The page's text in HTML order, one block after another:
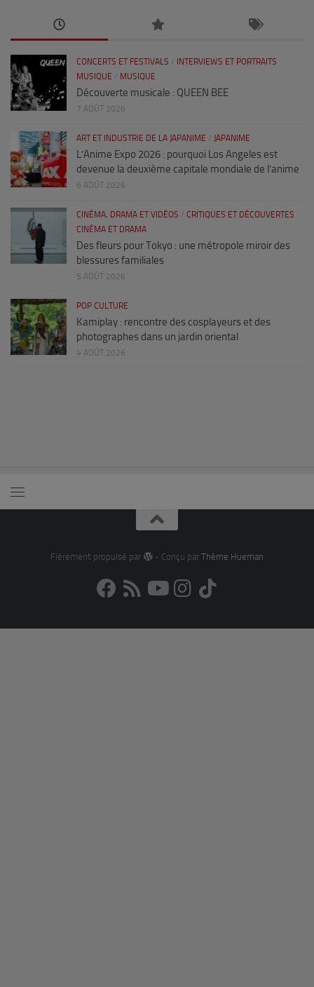
CONCERTS ET FESTIVALS /
INTERVIEWS ET PORTRAITS
MUSIQUE / MUSIQUE
Découverte musicale : QUEEN BEE
7 AOÛT 2026
ART ET INDUSTRIE DE LA JAPANIME / JAPANIME
L’Anime Expo 2026 : pourquoi Los Angeles est
devenue la deuxième capitale mondiale de l’anime
6 AOÛT 2026
CINÉMA, DRAMA ET VIDÉOS / CRITIQUES ET DÉCOUVERTES
CINÉMA ET DRAMA
Des fleurs pour Tokyo : une métropole miroir des
blessures familiales
5 AOÛT 2026
POP CULTURE
Kamiplay : rencontre des cosplayeurs et des
photographes dans un jardin oriental
4 AOÛT 2026
Fièrement propulsé par - Conçu par Thème Hueman